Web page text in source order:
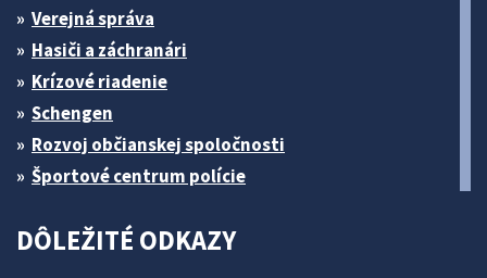
Verejná správa
Hasiči a záchranári
Krízové riadenie
Schengen
Rozvoj občianskej spoločnosti
Športové centrum polície
DÔLEŽITÉ ODKAZY